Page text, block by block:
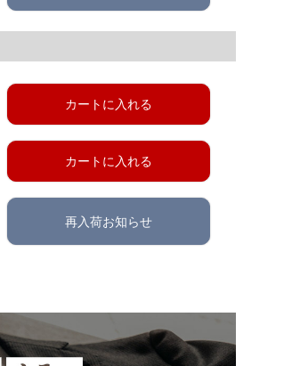
カートに入れる
カートに入れる
再入荷お知らせ